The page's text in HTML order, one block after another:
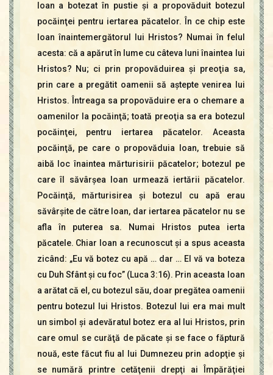
Ioan a botezat în pustie şi a propovăduit botezul
pocăinţei pentru iertarea păcatelor. În ce chip este
Ioan înaintemergătorul lui Hristos? Numai în felul
acesta: că a apărut în lume cu câteva luni înaintea lui
Hristos? Nu; ci prin propovăduirea şi preoţia sa,
prin care a pregătit oamenii să aştepte venirea lui
Hristos. Întreaga sa propovăduire era o chemare a
oamenilor la pocăinţă; toată preoţia sa era botezul
pocăinţei, pentru iertarea păcatelor. Aceasta
pocăinţă, pe care o propovăduia Ioan, trebuie să
aibă loc înaintea mărturisirii păcatelor; botezul pe
care îl săvârşea Ioan urmează iertării păcatelor.
Pocăinţă, mărturisirea şi botezul cu apă erau
săvârşite de către Ioan, dar iertarea păcatelor nu se
afla în puterea sa. Numai Hristos putea ierta
păcatele. Chiar Ioan a recunoscut şi a spus aceasta
zicând: „Eu vă botez cu apă … dar … El vă va boteza
cu Duh Sfânt şi cu foc” (Luca 3:16). Prin aceasta Ioan
a arătat că el, cu botezul său, doar pregătea oamenii
pentru botezul lui Hristos. Botezul lui era mai mult
un simbol şi adevăratul botez era al lui Hristos, prin
care omul se curăţă de păcate şi se face o făptură
nouă, este făcut fiu al lui Dumnezeu prin adopţie şi
se numără printre cetăţenii drepţi ai Împărăţiei